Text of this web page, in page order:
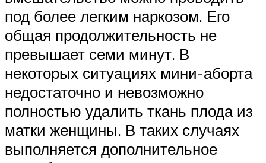
под более легким наркозом. Его
общая продолжительность не
превышает семи минут. В
некоторых ситуациях мини-аборта
недостаточно и невозможно
полностью удалить ткань плода из
матки женщины. В таких случаях
выполняется дополнительное